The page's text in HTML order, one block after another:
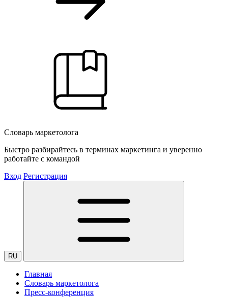
Словарь маркетолога
Быстро разбирайтесь в терминах маркетинга и уверенно
работайте с командой
Вход Регистрация
RU
Главная
Словарь маркетолога
Пресс-конференция